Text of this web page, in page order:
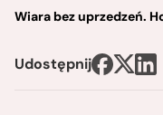
Wiara bez uprzedzeń.
Udostępnij